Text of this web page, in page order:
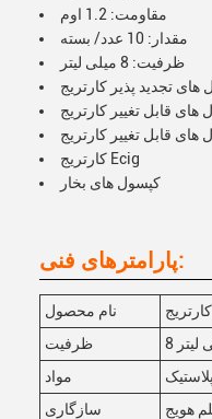
مقاومت: 1.2 اوم
مقدار: 10 عدد/ بسته
ظرفیت: 8 میلی لیتر
های تجدید پذیر کارتریج
های قابل تغییر کارتریج
های قابل تغییر کارتریج
کارتریج Ecig
کپسول های بخار
پارامترهای فنی:
نام محصول
ظرفیت
لیتر
مواد
پلاستیک
سازگاری
هویج